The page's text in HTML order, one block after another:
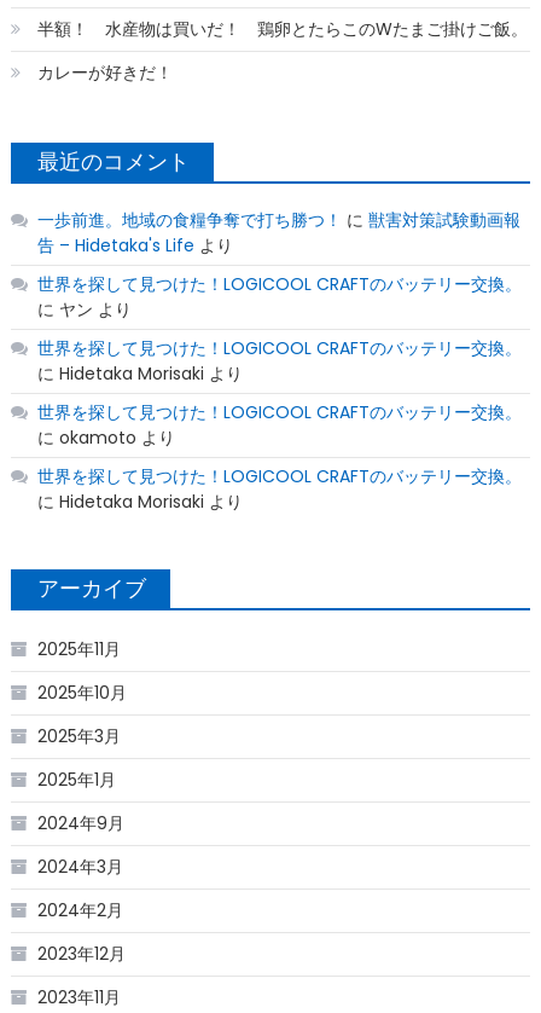
半額！ 水産物は買いだ！ 鶏卵とたらこのWたまご掛けご飯。
カレーが好きだ！
最近のコメント
一歩前進。地域の食糧争奪で打ち勝つ！ に 獣害対策試験動画報
告 – Hidetaka's Life より
世界を探して見つけた！LOGICOOL CRAFTのバッテリー交換。
に ヤン より
世界を探して見つけた！LOGICOOL CRAFTのバッテリー交換。
に Hidetaka Morisaki より
世界を探して見つけた！LOGICOOL CRAFTのバッテリー交換。
に okamoto より
世界を探して見つけた！LOGICOOL CRAFTのバッテリー交換。
に Hidetaka Morisaki より
アーカイブ
2025年11月
2025年10月
2025年3月
2025年1月
2024年9月
2024年3月
2024年2月
2023年12月
2023年11月